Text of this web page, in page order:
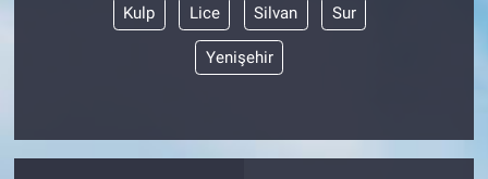
Kulp Lice Silvan Sur
Yenişehir